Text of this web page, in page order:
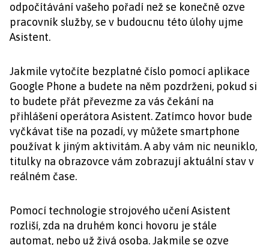
odpočítávání vašeho pořadí než se konečně ozve
pracovník služby, se v budoucnu této úlohy ujme
Asistent.
Jakmile vytočíte bezplatné číslo pomocí aplikace
Google Phone a budete na něm pozdrženi, pokud si
to budete přát převezme za vás čekání na
přihlášení operátora Asistent. Zatímco hovor bude
vyčkávat tiše na pozadí, vy můžete smartphone
používat k jiným aktivitám. A aby vám nic neuniklo,
titulky na obrazovce vám zobrazují aktuální stav v
reálném čase.
Pomocí technologie strojového učení Asistent
rozliší, zda na druhém konci hovoru je stále
automat, nebo už živá osoba. Jakmile se ozve